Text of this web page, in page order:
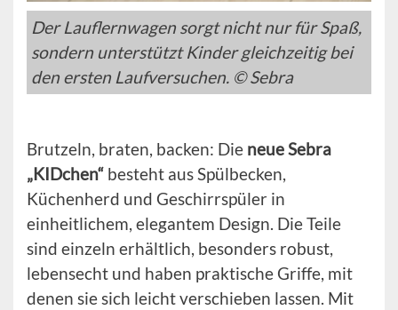
Der Lauflernwagen sorgt nicht nur für Spaß,
sondern unterstützt Kinder gleichzeitig bei
den ersten Laufversuchen. © Sebra
Brutzeln, braten, backen: Die neue Sebra
„KIDchen“ besteht aus Spülbecken,
Küchenherd und Geschirrspüler in
einheitlichem, elegantem Design. Die Teile
sind einzeln erhältlich, besonders robust,
lebensecht und haben praktische Griffe, mit
denen sie sich leicht verschieben lassen. Mit